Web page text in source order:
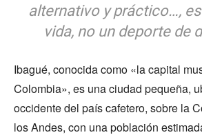
alternativo y práctico…,
vida, no un deporte de
Ibagué, conocida como «la capital
Colombia», es una ciudad pequeña,
occidente del país cafetero, sobre la
los Andes, con una población